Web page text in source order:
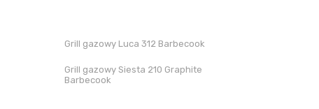
Grill gazowy Luca 312 Barbecook
Grill gazowy Siesta 210 Graphite
Barbecook